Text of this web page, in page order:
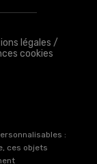
légales /
cookies
:
ces objets